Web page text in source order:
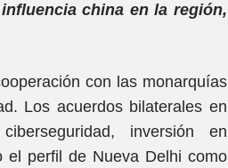
china en la región,
con las monarquías
Los acuerdos bilaterales en
inversión en
el perfil de Nueva Delhi como